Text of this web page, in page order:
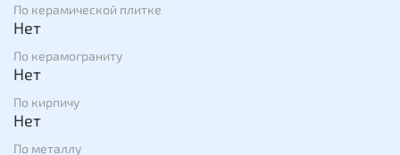
По керамической плитке
Нет
По керамограниту
Нет
По кирпичу
Нет
По металлу